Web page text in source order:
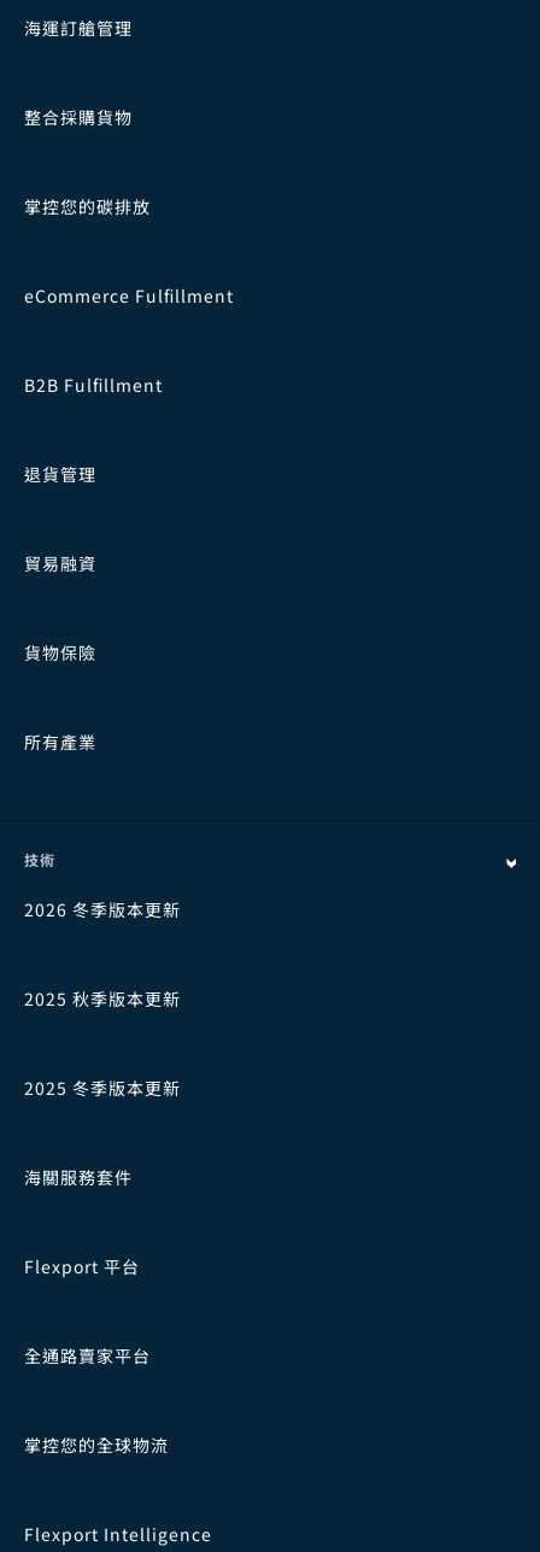
海運訂艙管理
整合採購貨物
掌控您的碳排放
eCommerce Fulfillment
B2B Fulfillment
退貨管理
貿易融資
貨物保險
所有產業
技術
2026 冬季版本更新
2025 秋季版本更新
2025 冬季版本更新
海關服務套件
Flexport 平台
全通路賣家平台
掌控您的全球物流
Flexport Intelligence